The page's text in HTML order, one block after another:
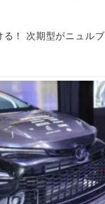
！ 次期型がニュルブ